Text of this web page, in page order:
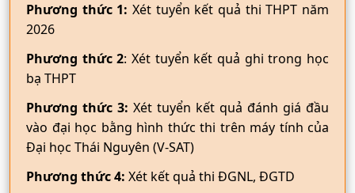
Phương thức 1: Xét tuyển kết quả thi THPT năm
2026
Phương thức 2: Xét tuyển kết quả ghi trong học
bạ THPT
Phương thức 3: Xét tuyển kết quả đánh giá đầu
vào đại học bằng hình thức thi trên máy tính của
Đại học Thái Nguyên (V-SAT)
Phương thức 4: Xét kết quả thi ĐGNL, ĐGTD